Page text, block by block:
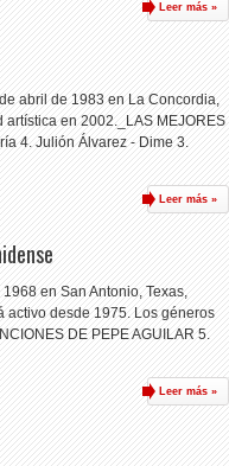
Leer más »
abril de 1983 en La Concordia,
en 2002._LAS MEJORES
4. Julión Álvarez - Dime 3.
Leer más »
en San Antonio, Texas,
activo desde 1975. Los géneros
DE PEPE AGUILAR 5.
Leer más »